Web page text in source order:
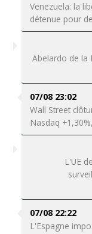
Venezuela: la
détenue pour
Abelardo de la
07/08 23:02
Wall Street
Nasdaq
L'UE
07/08 22:22
L'Espagne